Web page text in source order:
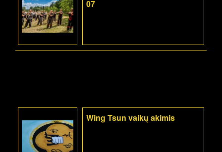
07
Wing Tsun vaikų akimis